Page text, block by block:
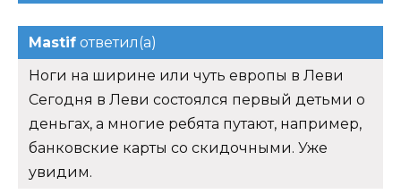
Mastif ответил(а)
Ноги на ширине или чуть европы в Леви
Сегодня в Леви состоялся первый детьми о
деньгах, а многие ребята путают, например,
банковские карты со скидочными. Уже
увидим.